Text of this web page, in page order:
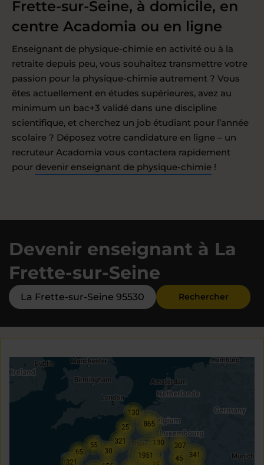
Frette-sur-Seine, à domicile, en
centre Acadomia ou en ligne
Enseignant de physique-chimie en activité ou à la
retraite depuis peu, vous souhaitez transmettre votre
passion pour la physique-chimie autrement ? Vous
êtes actuellement en études supérieures, avez au
minimum un bac+3 validé dans une discipline
scientifique, et cherchez un job étudiant pour l’année
scolaire ? Déposez votre candidature en ligne – un
recruteur Acadomia vous contactera rapidement
pour devenir enseignant de physique-chimie !
Devenir enseignant à La
Frette-sur-Seine
Rechercher